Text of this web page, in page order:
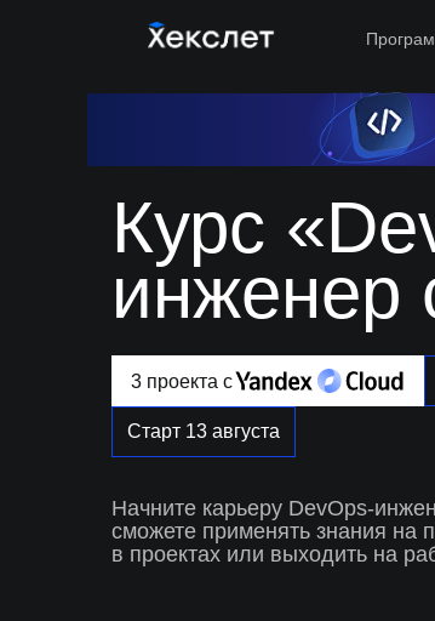
Начните карьеру DevOps-
сможете применять знания на
в проектах или выходить на
Курс
инженер
3 проекта с
Старт 13 августа